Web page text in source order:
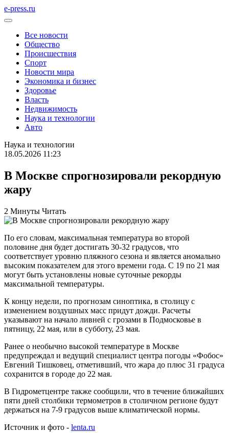
e-press.ru
Все новости
Общество
Происшествия
Спорт
Новости мира
Экономика и бизнес
Здоровье
Власть
Недвижимость
Наука и технологии
Авто
Наука и технологии
18.05.2026 11:23
В Москве спрогнозировали рекордную
жару
2 Минуты Читать
По его словам, максимальная температура во второй
половине дня будет достигать 30-32 градусов, что
соответствует уровню пляжного сезона и является аномально
высоким показателем для этого времени года. С 19 по 21 мая
могут быть установлены новые суточные рекорды
максимальной температуры.
К концу недели, по прогнозам синоптика, в столицу с
изменением воздушных масс придут дожди. Расчеты
указывают на начало ливней с грозами в Подмосковье в
пятницу, 22 мая, или в субботу, 23 мая.
Ранее о необычно высокой температуре в Москве
предупреждал и ведущий специалист центра погоды «Фобос»
Евгений Тишковец, отметивший, что жара до плюс 31 градуса
сохранится в городе до 22 мая.
В Гидрометцентре также сообщили, что в течение ближайших
пяти дней столбики термометров в столичном регионе будут
держаться на 7-9 градусов выше климатической нормы.
Источник и фото - lenta.ru